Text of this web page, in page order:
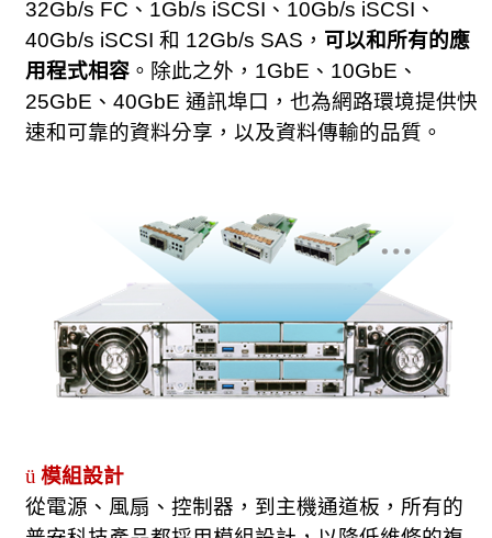
32Gb/s FC 、 1Gb/s iSCSI 、 10Gb/s iSCSI 、
40Gb/s iSCSI 和 12Gb/s SAS ， 可以和所有的應
用程式相容。除此之外， 1GbE 、 10GbE 、
25GbE 、 40GbE 通訊埠口，也為網路環境提供快
速和可靠的資料分享，以及資料傳輸的品質。
ü 模組設計
從電源、風扇、控制器，到主機通道板，所有的